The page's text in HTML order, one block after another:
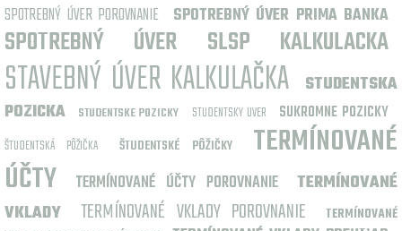
SPOTREBNÝ ÚVER POROVNANIE SPOTREBNÝ ÚVER PRIMA BANKA
SPOTREBNÝ ÚVER SLSP KALKULACKA
STAVEBNÝ ÚVER KALKULAČKA
STUDENTSKA
POZICKA
STUDENTSKE POZICKY STUDENTSKY UVER SUKROMNE POZICKY
ŠTUDENTSKÁ PÔŽIČKA ŠTUDENTSKÉ PÔŽIČKY
TERMÍNOVANÉ
ÚČTY
TERMÍNOVANÉ ÚČTY POROVNANIE
TERMÍNOVANÉ
VKLADY
TERMÍNOVANÉ VKLADY POROVNANIE
TERMÍNOVANÉ